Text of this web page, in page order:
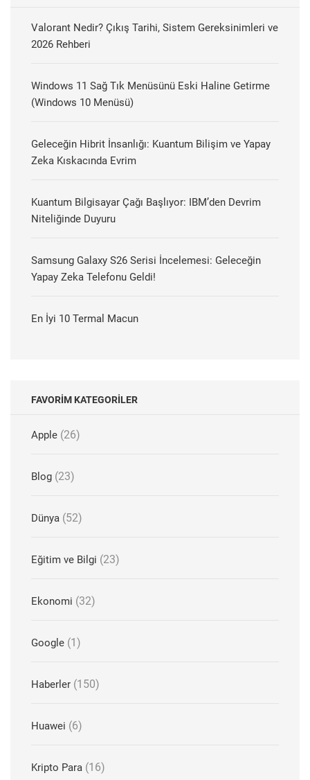
Valorant Nedir? Çıkış Tarihi, Sistem Gereksinimleri ve
2026 Rehberi
Windows 11 Sağ Tık Menüsünü Eski Haline Getirme
(Windows 10 Menüsü)
Geleceğin Hibrit İnsanlığı: Kuantum Bilişim ve Yapay
Zeka Kıskacında Evrim
Kuantum Bilgisayar Çağı Başlıyor: IBM’den Devrim
Niteliğinde Duyuru
Samsung Galaxy S26 Serisi İncelemesi: Geleceğin
Yapay Zeka Telefonu Geldi!
En İyi 10 Termal Macun
FAVORIM KATEGORILER
Apple (26)
Blog (23)
Dünya (52)
Eğitim ve Bilgi (23)
Ekonomi (32)
Google (1)
Haberler (150)
Huawei (6)
Kripto Para (16)